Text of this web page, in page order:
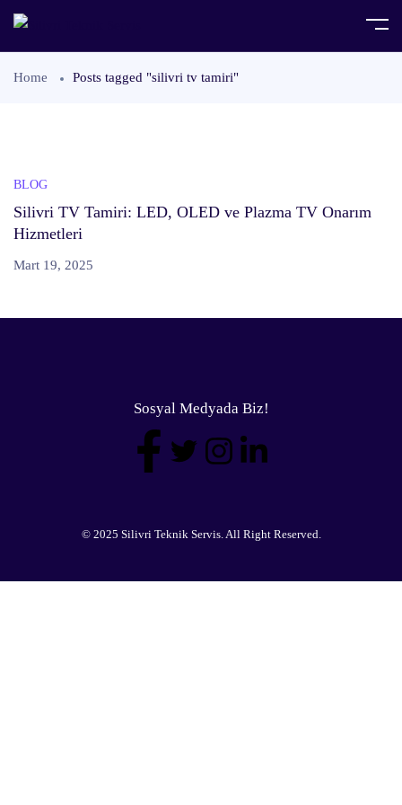
Home Posts tagged "silivri tv tamiri"
BLOG
Silivri TV Tamiri: LED, OLED ve Plazma TV Onarım
Hizmetleri
Mart 19, 2025
Sosyal Medyada Biz!
© 2025 Silivri Teknik Servis. All Right Reserved.